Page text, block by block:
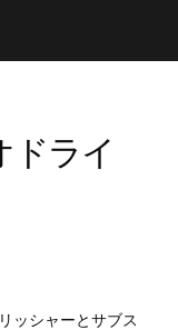
ドライ
ッシャーとサブス